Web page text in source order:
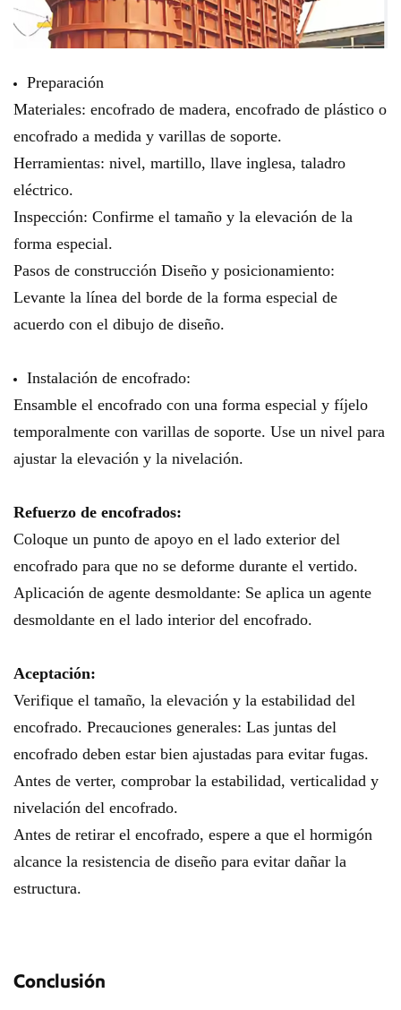
Preparación
Materiales: encofrado de madera, encofrado de plástico o
encofrado a medida y varillas de soporte.
Herramientas: nivel, martillo, llave inglesa, taladro
eléctrico.
Inspección: Confirme el tamaño y la elevación de la
forma especial.
Pasos de construcción Diseño y posicionamiento:
Levante la línea del borde de la forma especial de
acuerdo con el dibujo de diseño.
Instalación de encofrado:
Ensamble el encofrado con una forma especial y fíjelo
temporalmente con varillas de soporte. Use un nivel para
ajustar la elevación y la nivelación.
Refuerzo de encofrados:
Coloque un punto de apoyo en el lado exterior del
encofrado para que no se deforme durante el vertido.
Aplicación de agente desmoldante: Se aplica un agente
desmoldante en el lado interior del encofrado.
Aceptación:
Verifique el tamaño, la elevación y la estabilidad del
encofrado. Precauciones generales: Las juntas del
encofrado deben estar bien ajustadas para evitar fugas.
Antes de verter, comprobar la estabilidad, verticalidad y
nivelación del encofrado.
Antes de retirar el encofrado, espere a que el hormigón
alcance la resistencia de diseño para evitar dañar la
estructura.
Conclusión